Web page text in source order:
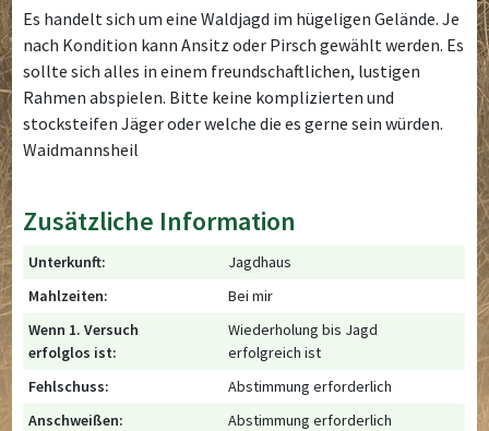
Es handelt sich um eine Waldjagd im hügeligen Gelände. Je
nach Kondition kann Ansitz oder Pirsch gewählt werden. Es
sollte sich alles in einem freundschaftlichen, lustigen
Rahmen abspielen. Bitte keine komplizierten und
stocksteifen Jäger oder welche die es gerne sein würden.
Waidmannsheil
Zusätzliche Information
Unterkunft:
Jagdhaus
Mahlzeiten:
Bei mir
Wenn 1. Versuch
erfolglos ist:
Wiederholung bis Jagd
erfolgreich ist
Fehlschuss:
Abstimmung erforderlich
Anschweißen:
Abstimmung erforderlich